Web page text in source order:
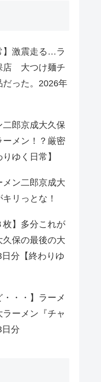
】激震走る…ラ
店 大つけ麺チ
だった。2026年
二郎京成大久保
ーメン！？厳密
ゆく日常】
メン二郎京成大
リっとな！
枚】多分これが
保の最後の大
分【終わりゆ
・・・】ラーメ
ーメン『チャ
分